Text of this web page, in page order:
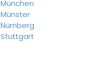
München
Münster
Nürnberg
Stuttgart